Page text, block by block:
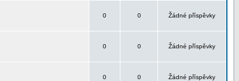
0 0 Žádné příspěvky
0 0 Žádné příspěvky
0 0 Žádné příspěvky